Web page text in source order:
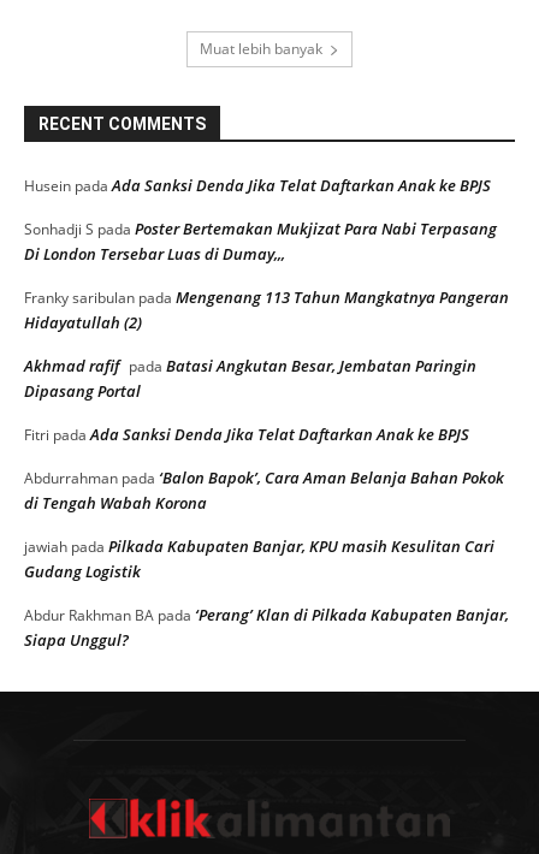
Muat lebih banyak
RECENT COMMENTS
Husein padaAda Sanksi Denda Jika Telat Daftarkan Anak ke BPJS
Sonhadji S pada Poster Bertemakan Mukjizat Para Nabi Terpasang
Di London Tersebar Luas di Dumay,,,
Franky saribulan pada Mengenang 113 Tahun Mangkatnya Pangeran
Hidayatullah (2)
Akhmad rafif pada Batasi Angkutan Besar, Jembatan Paringin
Dipasang Portal
Fitri padaAda Sanksi Denda Jika Telat Daftarkan Anak ke BPJS
Abdurrahman pada ‘Balon Bapok’, Cara Aman Belanja Bahan Pokok
di Tengah Wabah Korona
jawiah pada Pilkada Kabupaten Banjar, KPU masih Kesulitan Cari
Gudang Logistik
Abdur Rakhman BA pada ‘Perang’ Klan di Pilkada Kabupaten Banjar,
Siapa Unggul?